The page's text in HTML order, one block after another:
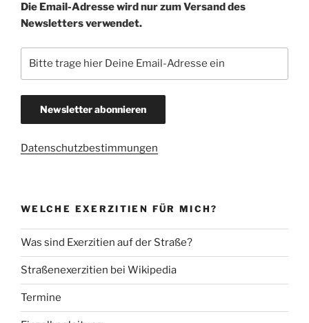
Die Email-Adresse wird nur zum Versand des
Newsletters verwendet.
Datenschutzbestimmungen
WELCHE EXERZITIEN FÜR MICH?
Was sind Exerzitien auf der Straße?
Straßenexerzitien bei Wikipedia
Termine